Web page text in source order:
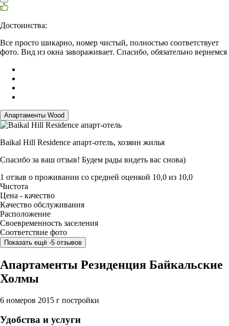
Достоинства:
Все просто шикарно, номер чистый, полностью соответствует
фото. Вид из окна завораживает. Спасибо, обязательно вернемся
Апартаменты Wood
Baikal Hill Residence апарт-отель, хозяин жилья
Спасибо за ваш отзыв! Будем рады видеть вас снова)
1 отзыв о проживании со средней оценкой 10,0 из 10,0
Чистота
Цена - качество
Качество обслуживания
Расположение
Своевременность заселения
Соответствие фото
Показать ещё -5 отзывов
Апартаменты Резиденция Байкальские
Холмы
6 номеров 2015 г постройки
Удобства и услуги